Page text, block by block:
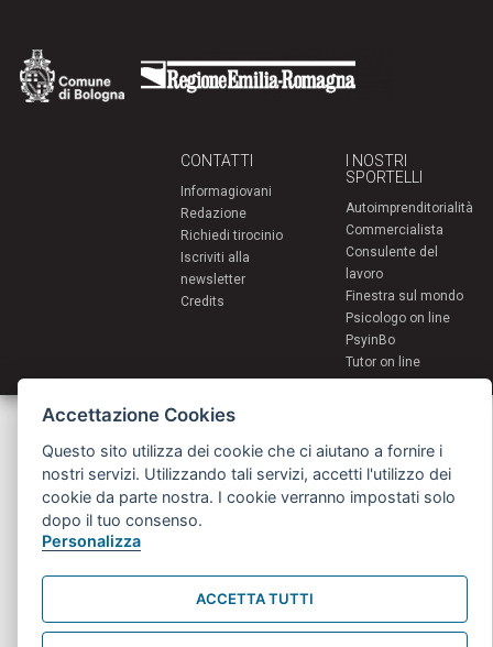
CONTATTI
Informagiovani
Redazione
Richiedi tirocinio
Iscriviti alla
newsletter
Credits
I NOSTRI
SPORTELLI
Autoimprenditorialità
Commercialista
Consulente del
lavoro
Finestra sul mondo
Psicologo on line
PsyinBo
Tutor on line
Servizi per i giovani - Scambi e soggiorni all'estero
giovani@comune.bologna.it
Accettazione Cookies
Questo sito utilizza dei cookie che ci aiutano a fornire i
nostri servizi. Utilizzando tali servizi, accetti l'utilizzo dei
cookie da parte nostra. I cookie verranno impostati solo
dopo il tuo consenso.
Personalizza
ACCETTA TUTTI